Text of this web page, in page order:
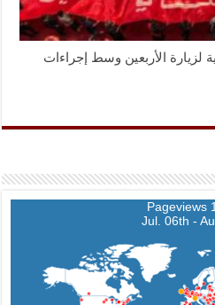
لزيارة الأربعين وسط إجراءات
Jul. 06th -